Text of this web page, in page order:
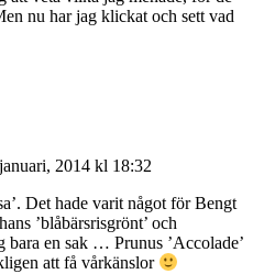
nu har jag klickat och sett vad
2014 kl 18:32
Det hade varit något för Bengt
’blåbärsrisgrönt’ och
bara en sak … Prunus ’Accolade’
att få vårkänslor